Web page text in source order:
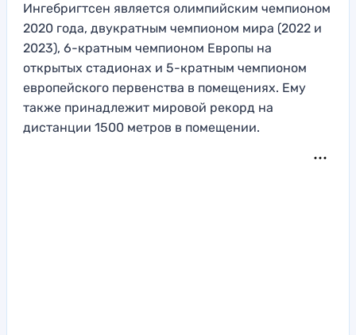
Ингебригтсен является олимпийским чемпионом
2020 года, двукратным чемпионом мира (2022 и
2023), 6-кратным чемпионом Европы на
открытых стадионах и 5-кратным чемпионом
европейского первенства в помещениях. Ему
также принадлежит мировой рекорд на
дистанции 1500 метров в помещении.